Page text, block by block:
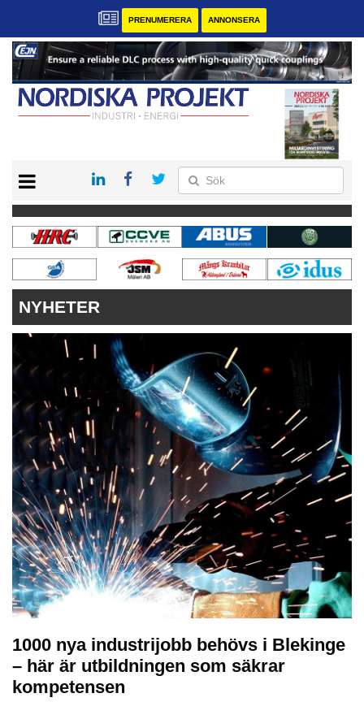
PRENUMERERA ANNONSERA
KONTAKT
VÅRA ANDRA MAGASIN
PRENUMERERA
ANNONSERA
NYHETER
1000 nya industrijobb behövs i Blekinge
– här är utbildningen som säkrar
kompetensen